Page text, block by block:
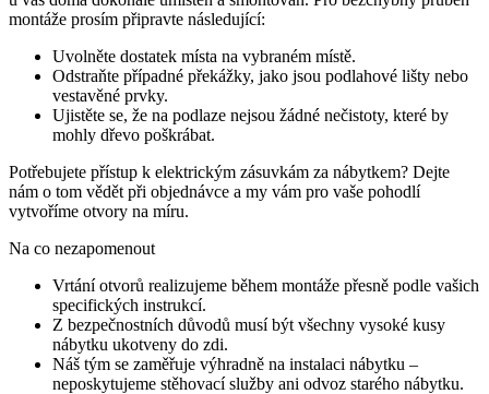
montáže prosím připravte následující:
Uvolněte dostatek místa na vybraném místě.
Odstraňte případné překážky, jako jsou podlahové lišty nebo
vestavěné prvky.
Ujistěte se, že na podlaze nejsou žádné nečistoty, které by
mohly dřevo poškrábat.
Potřebujete přístup k elektrickým zásuvkám za nábytkem? Dejte
nám o tom vědět při objednávce a my vám pro vaše pohodlí
vytvoříme otvory na míru.
Na co nezapomenout
Vrtání otvorů realizujeme během montáže přesně podle vašich
specifických instrukcí.
Z bezpečnostních důvodů musí být všechny vysoké kusy
nábytku ukotveny do zdi.
Náš tým se zaměřuje výhradně na instalaci nábytku –
neposkytujeme stěhovací služby ani odvoz starého nábytku.